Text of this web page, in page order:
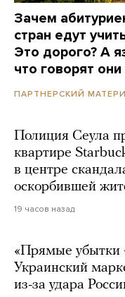
Зачем
стран едут
Это дорого? А
что говорят
ПАРТНЕРСКИЙ
Полиция Сеула
квартире
в центре
оскорбившей
19 часов назад
«Прямые убытки
Украинский
из-за удара